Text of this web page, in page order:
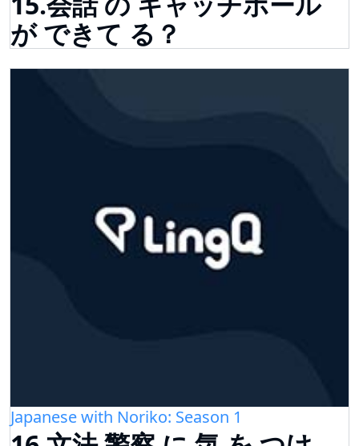
が できて る？
Japanese with Noriko: Season 1